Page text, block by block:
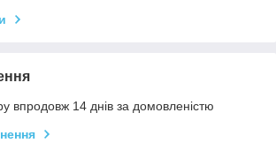
впродовж 14 днів за домовленістю